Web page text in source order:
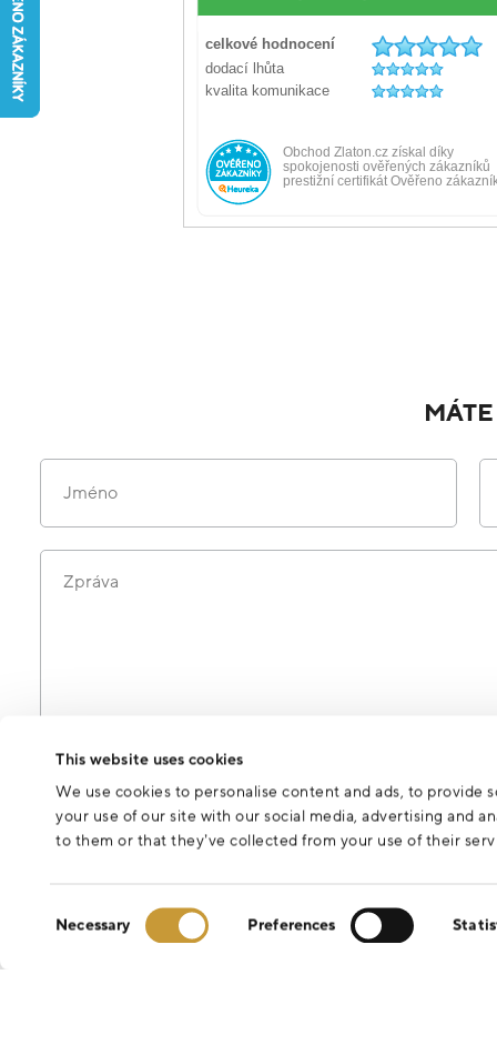
This website uses cookies
We use cookies to personalise content and ads, to provide
your use of our site with our social media, advertising and
to them or that they’ve collected from your use of their
Necessary Preferences
Jméno
Zpráva